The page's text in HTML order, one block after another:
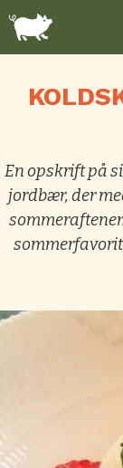
indhold
En opskrift på
jordbær, der